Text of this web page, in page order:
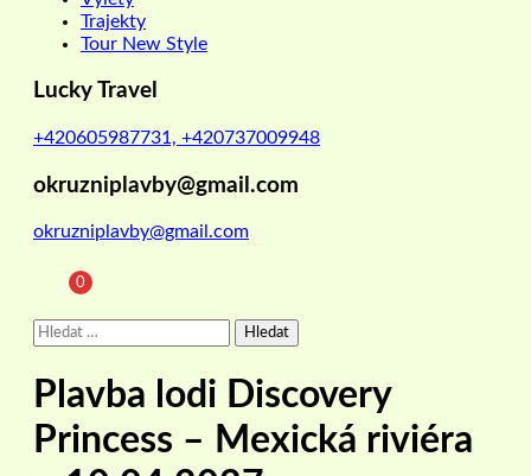
Trajekty
Tour New Style
Lucky Travel
+420605987731, +420737009948
okruzniplavby@gmail.com
okruzniplavby@gmail.com
0
Vyhledávání
Plavba lodi Discovery
Princess – Mexická riviéra